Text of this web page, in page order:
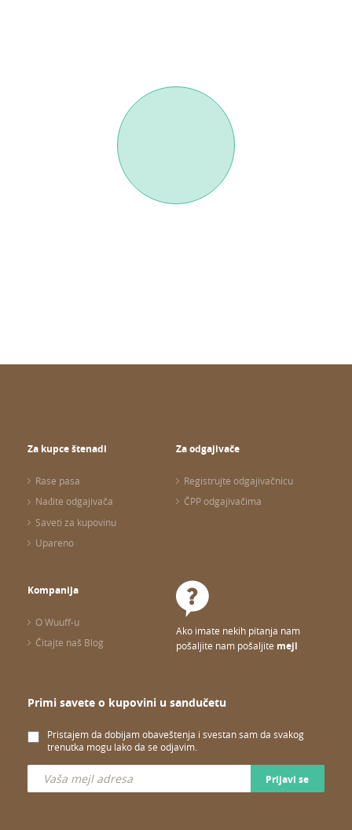
Za kupce štenadi
Rase pasa
Nađite odgajivača
Saveti za kupovinu
Upareno
Za odgajivače
Registrujte odgajivačnicu
ČPP odgajivačima
Kompanija
O Wuuff-u
Čitajte naš Blog
Ako imate nekih pitanja nam
pošaljite nam pošaljite mejl
Primi savete o kupovini u sandučetu
Pristajem da dobijam obaveštenja i svestan sam da svakog
trenutka mogu lako da se odjavim.
Prijavi se